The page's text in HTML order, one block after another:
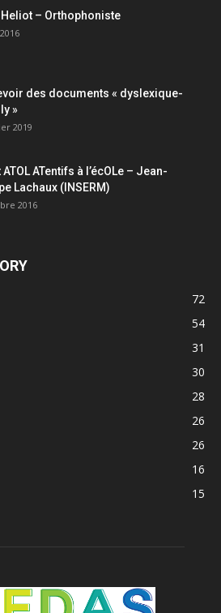
Heliot – Orthophoniste
des documents « dyslexique-
»
2019
ATentifs à l’écOLe – Jean-
Lachaux (INSERM)
2016
72
54
31
30
28
26
26
16
15